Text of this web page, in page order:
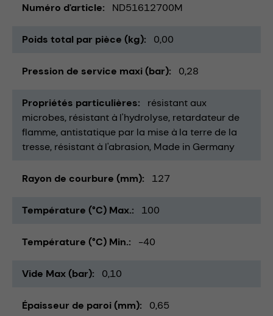
Numéro d'article ND51612700M
Poids total par pièce (kg) 0,00
Pression de service maxi (bar) 0,28
Propriétés particulières
résistant aux
microbes résistant à l'hydrolyse retardateur de
flamme antistatique par la mise à la terre de la
tresse résistant à l'abrasion Made in Germany
Rayon de courbure (mm) 127
Température (°C) Max. 100
Température (°C) Min. -40
Vide Max (bar) 0,10
Épaisseur de paroi (mm) 0,65